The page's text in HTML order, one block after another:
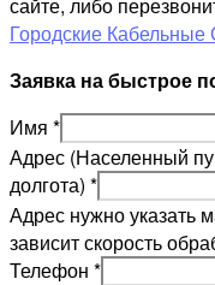
Городские Кабельные
Заявка на быстрое
Имя *
Адрес (Населенный
долгота) *
Адрес нужно указать
зависит скорость
Телефон *